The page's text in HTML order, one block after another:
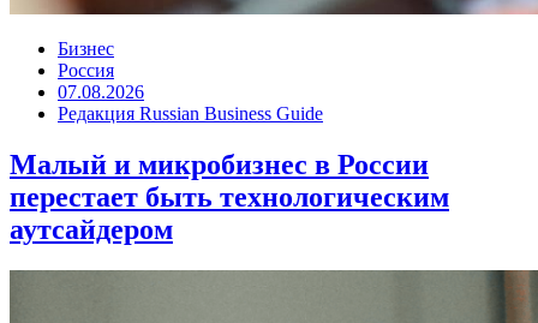
Бизнес
Россия
07.08.2026
Редакция Russian Business Guide
Малый и микробизнес в России
перестает быть технологическим
аутсайдером